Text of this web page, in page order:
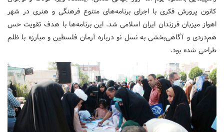
کانون پرورش فکری با اجرای برنامه‌های متنوع فرهنگی و هنری در شهر
اهواز میزبان فرزندان ایران اسلامی شد. این برنامه‌ها با هدف تقویت حس
هم‌دردی و آگاهی‌بخشی به نسل نو درباره آرمان فلسطین و مبارزه با ظلم
طراحی شده بود.